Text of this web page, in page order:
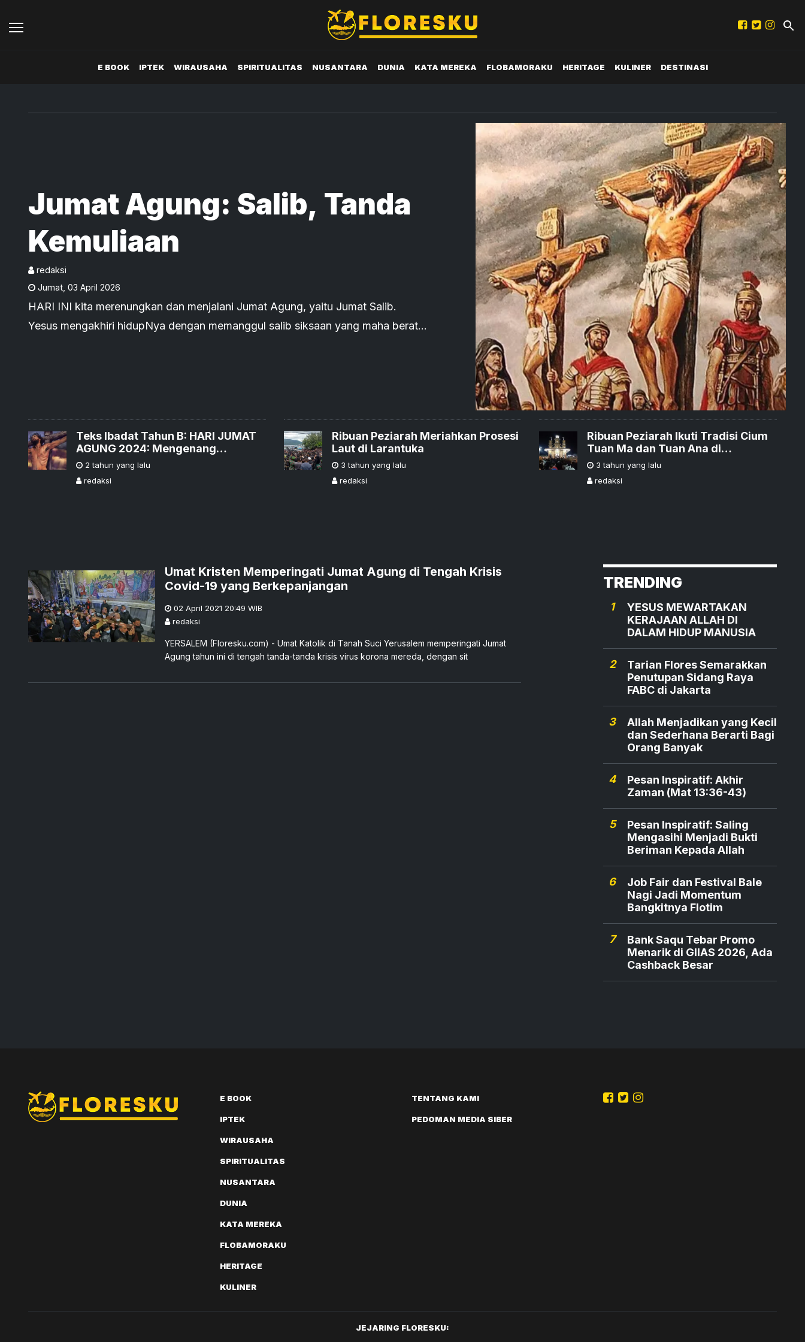
E BOOK IPTEK WIRAUSAHA SPIRITUALITAS NUSANTARA DUNIA KATA MEREKA FLOBAMORAKU HERITAGE KULINER DESTINASI
Jumat Agung: Salib, Tanda
Kemuliaan
redaksi
Jumat 03 April 2026
HARI INI kita merenungkan dan menjalani Jumat Agung, yaitu Jumat Salib.
Yesus mengakhiri hidupNya dengan memanggul salib siksaan yang maha berat
Teks Ibadat Tahun B: HARI JUMAT
AGUNG 2024: Mengenang
Sengsara dan Wafat Tuhan Yesus
2 tahun yang lalu
redaksi
Ribuan Peziarah Meriahkan Prosesi
Laut di Larantuka
3 tahun yang lalu
redaksi
Ribuan Peziarah Ikuti Tradisi Cium
Tuan Ma dan Tuan Ana di
Larantuka
3 tahun yang lalu
redaksi
Umat Kristen Memperingati Jumat Agung di Tengah Krisis
Covid-19 yang Berkepanjangan
02 April 2021 20:49 WIB
redaksi
YERSALEM (Floresku.com) - Umat ​​Katolik di Tanah Suci Yerusalem memperingati Jumat
Agung tahun ini di tengah tanda-tanda krisis virus korona mereda, dengan sit
TRENDING
1
YESUS MEWARTAKAN
KERAJAAN ALLAH DI
DALAM HIDUP MANUSIA
2
Tarian Flores Semarakkan
Penutupan Sidang Raya
FABC di Jakarta
3
Allah Menjadikan yang Kecil
dan Sederhana Berarti Bagi
Orang Banyak
4
Pesan Inspiratif: Akhir
Zaman (Mat 13:36-43)
5
Pesan Inspiratif: Saling
Mengasihi Menjadi Bukti
Beriman Kepada Allah
6
Job Fair dan Festival Bale
Nagi Jadi Momentum
Bangkitnya Flotim
7
Bank Saqu Tebar Promo
Menarik di GIIAS 2026, Ada
Cashback Besar
E BOOK
IPTEK
WIRAUSAHA
SPIRITUALITAS
NUSANTARA
DUNIA
KATA MEREKA
FLOBAMORAKU
HERITAGE
KULINER
TENTANG KAMI
PEDOMAN MEDIA SIBER
JEJARING FLORESKU: